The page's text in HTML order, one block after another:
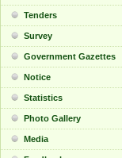
Tenders
Survey
Government Gazettes
Notice
Statistics
Photo Gallery
Media